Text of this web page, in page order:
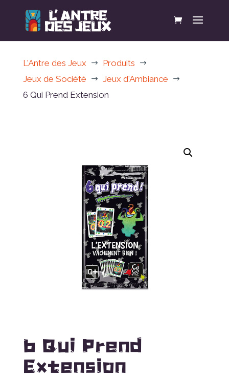
L'Antre des Jeux $ Produits $
Jeux de Société $ Jeux d'Ambiance $
6 Qui Prend Extension
6 Qui Prend
Extension